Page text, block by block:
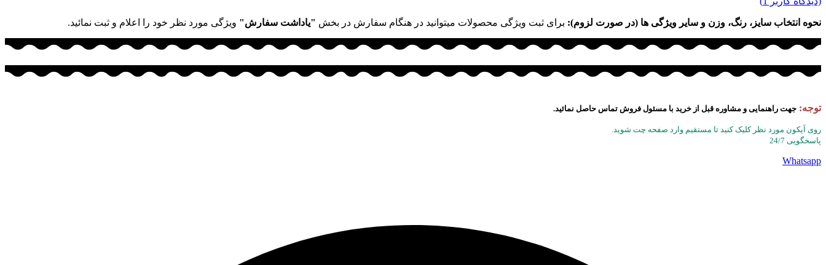
نحوه انتخاب سایز، رنگ، وزن و سایر ویژگی ها (در صورت لزوم): برای ثبت ویژگی محصولات میتوانید در هنگام سفارش در بخش "یاداشت سفارش" ویژگی مورد نظر خود را اعلام و ثبت نمائید.
توجه: جهت راهنمایی و مشاوره قبل از خرید با مسئول فروش تماس حاصل نمائید.
روی آیکون مورد نظر کلیک کنید تا مستقیم وارد صفحه چت شوید.
پاسخگویی 24/7
Whatsapp